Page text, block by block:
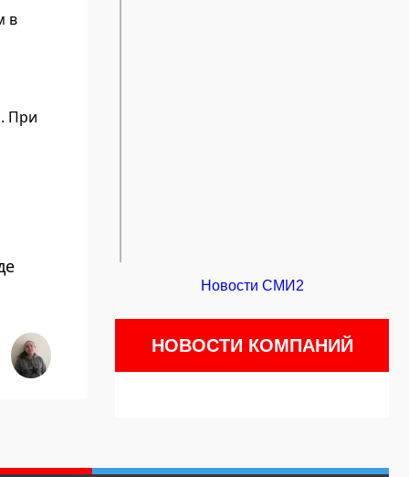
в
При
Новости СМИ2
НОВОСТИ КОМПАНИЙ